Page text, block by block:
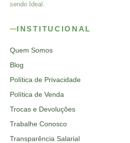
sendo Ideal.
INSTITUCIONAL
Quem Somos
Blog
Política de Privacidade
Política de Venda
Trocas e Devoluções
Trabalhe Conosco
Transparência Salarial